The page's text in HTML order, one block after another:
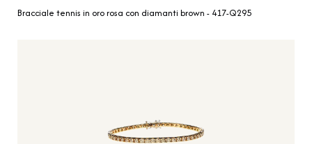
Bracciale tennis in oro rosa con diamanti brown - 417-Q295